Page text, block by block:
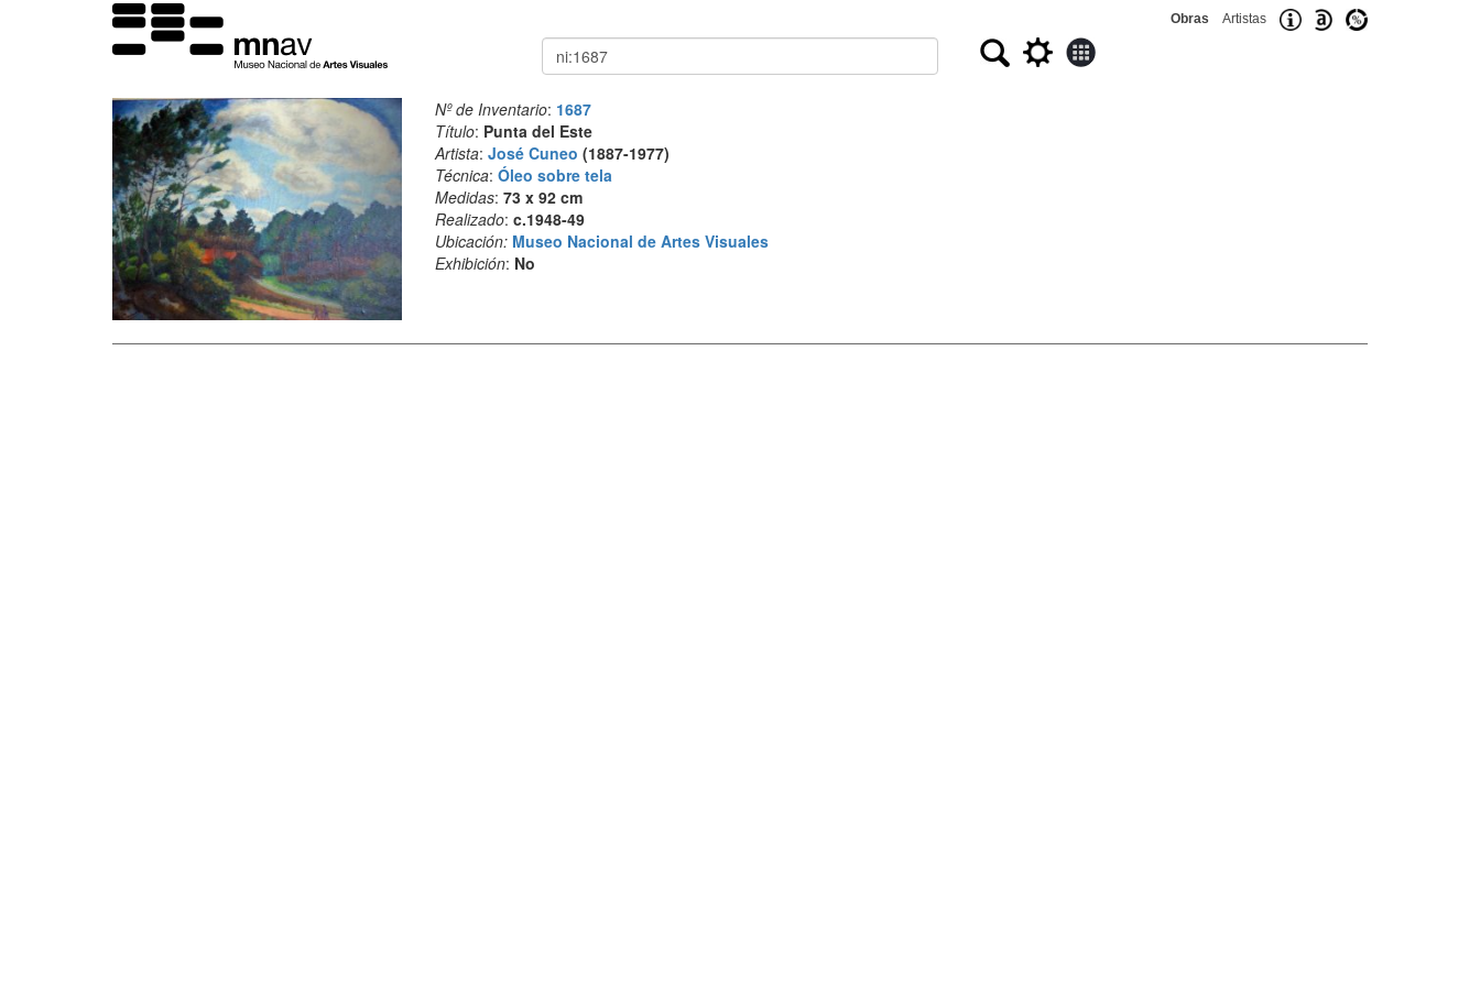
Obras Artistas
Buscar
Nº de Inventario: 1687
Título: Punta del Este
Artista: José Cuneo (1887-1977)
Técnica: Óleo sobre tela
Medidas: 73 x 92 cm
Realizado: c.1948-49
Ubicación: Museo Nacional de Artes Visuales
Exhibición: No